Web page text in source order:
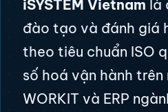
iSYSTEM Vietnam là
đào tạo và đánh giá
theo tiêu chuẩn ISO
số hoá vận hành trên
WORKIT và ERP